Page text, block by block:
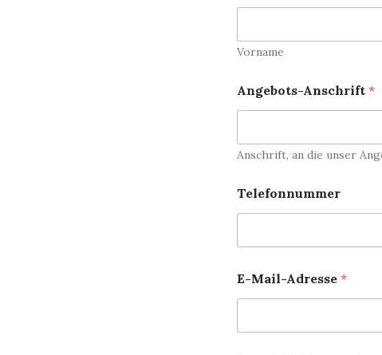
Vorname
Angebots-Anschrift *
Anschrift, an die unser
Telefonnummer
E-Mail-Adresse *